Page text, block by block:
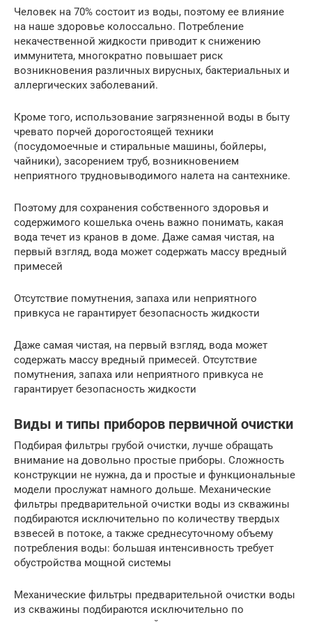
Человек на 70% состоит из воды, поэтому ее влияние
на наше здоровье колоссально. Потребление
некачественной жидкости приводит к снижению
иммунитета, многократно повышает риск
возникновения различных вирусных, бактериальных и
аллергических заболеваний.
Кроме того, использование загрязненной воды в быту
чревато порчей дорогостоящей техники
(посудомоечные и стиральные машины, бойлеры,
чайники), засорением труб, возникновением
неприятного трудновыводимого налета на сантехнике.
Поэтому для сохранения собственного здоровья и
содержимого кошелька очень важно понимать, какая
вода течет из кранов в доме. Даже самая чистая, на
первый взгляд, вода может содержать массу вредный
примесей
Отсутствие помутнения, запаха или неприятного
привкуса не гарантирует безопасность жидкости
Даже самая чистая, на первый взгляд, вода может
содержать массу вредный примесей. Отсутствие
помутнения, запаха или неприятного привкуса не
гарантирует безопасность жидкости
Виды и типы приборов первичной очистки
Подбирая фильтры грубой очистки, лучше обращать
внимание на довольно простые приборы. Сложность
конструкции не нужна, да и простые и функциональные
модели прослужат намного дольше. Механические
фильтры предварительной очистки воды из скважины
подбираются исключительно по количеству твердых
взвесей в потоке, а также среднесуточному объему
потребления воды: большая интенсивность требует
обустройства мощной системы
Механические фильтры предварительной очистки воды
из скважины подбираются исключительно по